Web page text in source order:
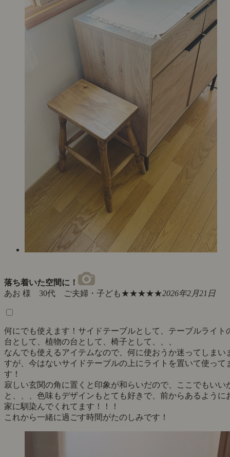
落ち着いた空間に！
あお 様 30代 ご夫婦・子ども★★★★★2026年2月21日
何にでも使えます！サイドテーブルとして、テーブルライト
台として、植物の台として、椅子として、、、
なんでも使えるアイテムなので、何に使おうか迷ってしまい
すが、今はないサイドテーブルの上にライトを置いて使って
す！
寂しい玄関の角に置くと印象が和らいだので、ここでもいい
と、、、色味もデザインもとても好きで、前からあるように
家に馴染んでくれてます！！！
これから一緒に過ごす時間がたのしみです！